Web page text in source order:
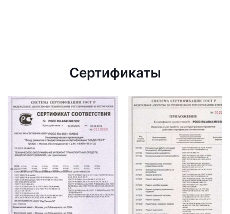
Сертификаты